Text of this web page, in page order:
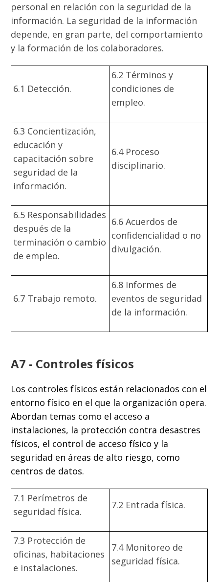
personal en relación con la seguridad de la
información. La seguridad de la información
depende, en gran parte, del comportamiento
y la formación de los colaboradores.
6.1 Detección.
6.2 Términos y
condiciones de
empleo.
6.3 Concientización,
educación y
capacitación sobre
seguridad de la
información.
6.4 Proceso
disciplinario.
6.5 Responsabilidades
después de la
terminación o cambio
de empleo.
6.6 Acuerdos de
confidencialidad o no
divulgación.
6.7 Trabajo remoto.
6.8 Informes de
eventos de seguridad
de la información.
A7 - Controles físicos
Los controles físicos están relacionados con el
entorno físico en el que la organización opera.
Abordan temas como el acceso a
instalaciones, la protección contra desastres
físicos, el control de acceso físico y la
seguridad en áreas de alto riesgo, como
centros de datos.
7.1 Perímetros de
seguridad física.
7.2 Entrada física.
7.3 Protección de
oficinas, habitaciones
e instalaciones.
7.4 Monitoreo de
seguridad física.